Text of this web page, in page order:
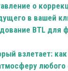
о
в вашей
BTL для
взлетает:
любого